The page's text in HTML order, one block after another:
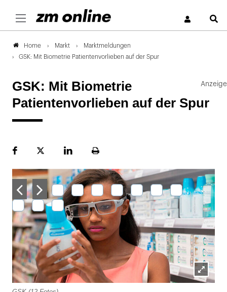
Home Markt
Marktmeldungen
GSK: Mit Biometrie Patientenvorlieben auf der Spur
GSK: Mit Biometrie
Patientenvorlieben auf der Spur
FacebookPlattformLinekdInSeite
Lightbox